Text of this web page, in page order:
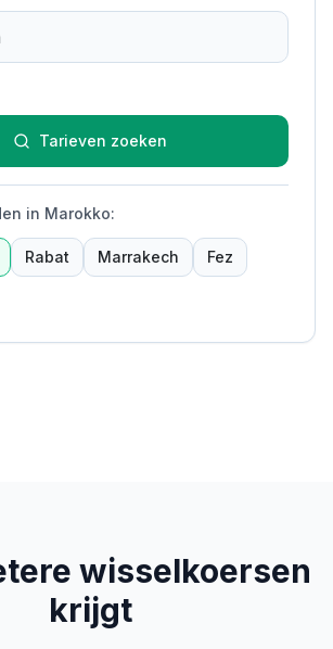
Tarieven zoeken
in Marokko:
Rabat Marrakech Fez
wisselkoersen
krijgt